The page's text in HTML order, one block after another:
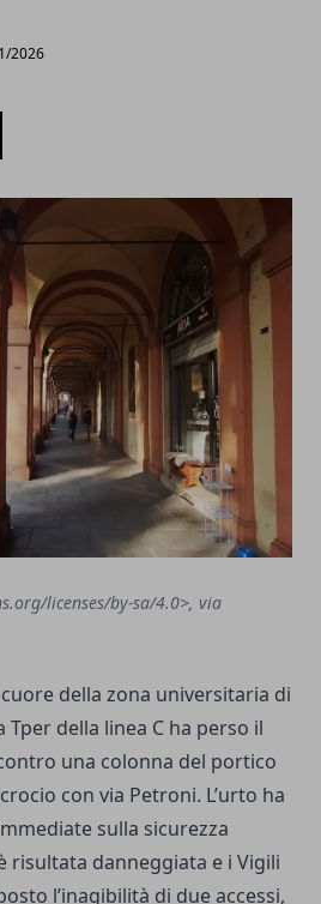
2026
licenses/by-sa/4.0>, via
della zona universitaria di
della linea C ha perso il
una colonna del portico
con via Petroni. L’urto ha
sulla sicurezza
risultata danneggiata e i Vigili
l’inagibilità di due accessi,